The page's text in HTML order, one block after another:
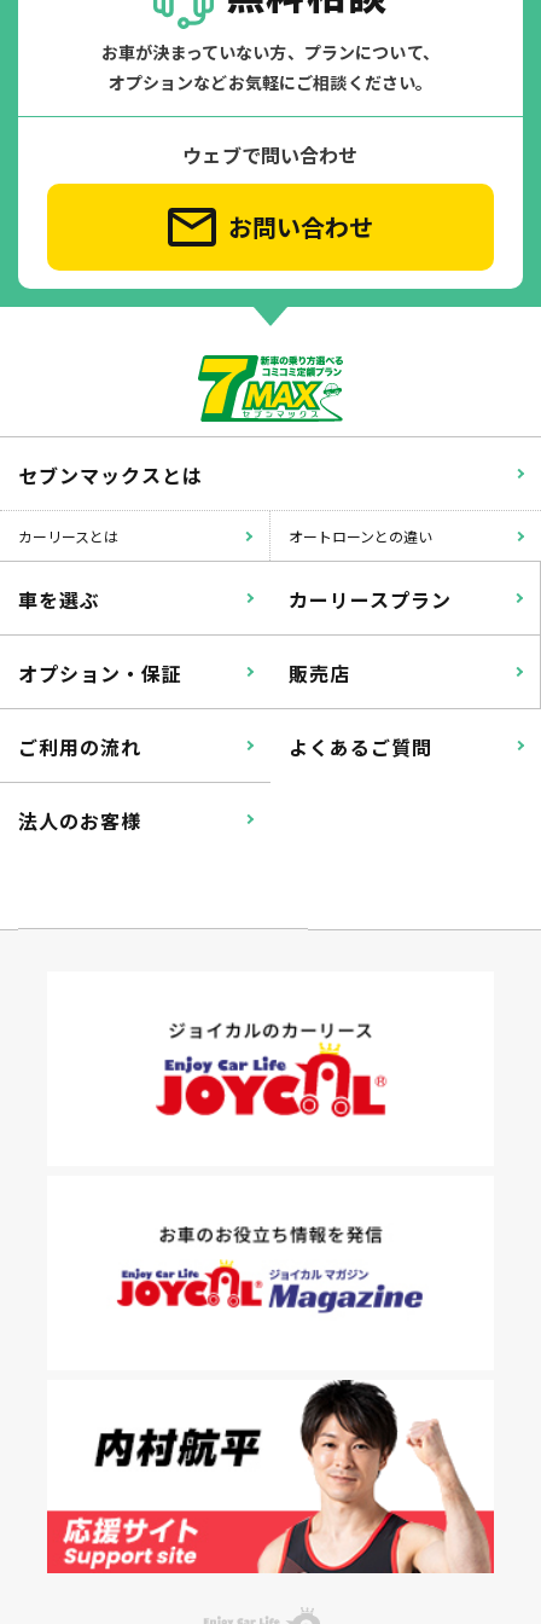
お車が決まっていない方、プランについて、
オプションなどお気軽にご相談ください。
ウェブで問い合わせ
お問い合わせ
セブンマックスとは
カーリースとは オートローンとの違い
車を選ぶ カーリースプラン
オプション・保証 販売店
ご利用の流れ よくあるご質問
法人のお客様